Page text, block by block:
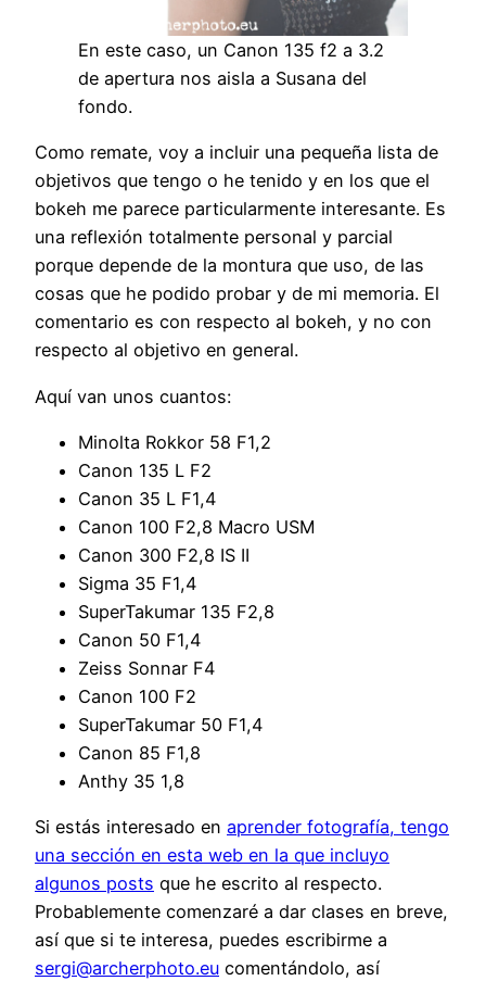
En este caso, un Canon 135 f2 a 3.2
de apertura nos aisla a Susana del
fondo.
Como remate, voy a incluir una pequeña lista de
objetivos que tengo o he tenido y en los que el
bokeh me parece particularmente interesante. Es
una reflexión totalmente personal y parcial
porque depende de la montura que uso, de las
cosas que he podido probar y de mi memoria. El
comentario es con respecto al bokeh, y no con
respecto al objetivo en general.
Aquí van unos cuantos:
Minolta Rokkor 58 F1,2
Canon 135 L F2
Canon 35 L F1,4
Canon 100 F2,8 Macro USM
Canon 300 F2,8 IS II
Sigma 35 F1,4
SuperTakumar 135 F2,8
Canon 50 F1,4
Zeiss Sonnar F4
Canon 100 F2
SuperTakumar 50 F1,4
Canon 85 F1,8
Anthy 35 1,8
Si estás interesado en aprender fotografía, tengo
una sección en esta web en la que incluyo
algunos posts que he escrito al respecto.
Probablemente comenzaré a dar clases en breve,
así que si te interesa, puedes escribirme a
sergi@archerphoto.eu comentándolo, así